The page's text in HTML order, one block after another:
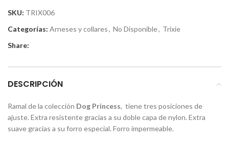
SKU: TRIX006
Categorías: Arneses y collares, No Disponible, Trixie
Share:
DESCRIPCIÓN
Ramal de la colección Dog Princess, tiene tres posiciones de
ajuste. Extra resistente gracias a su doble capa de nylon. Extra
suave gracias a su forro especial. Forro impermeable.